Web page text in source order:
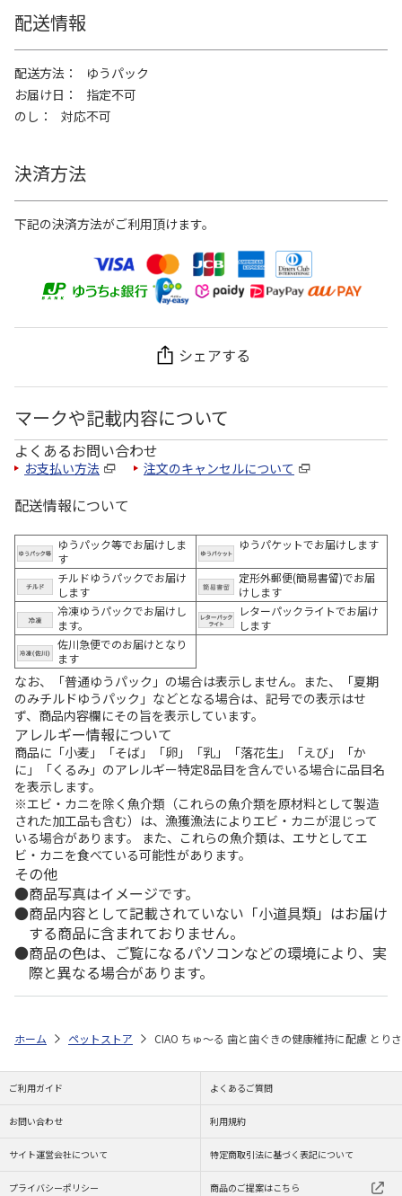
配送情報
配送方法
ゆうパック
お届け日
指定不可
のし
対応不可
決済方法
下記の決済方法がご利用頂けます。
シェアする
マークや記載内容について
よくあるお問い合わせ
お支払い方法 注文のキャンセルについて
配送情報について
ゆうパック等でお届けしま
す
ゆうパケットでお届けします
チルドゆうパックでお届け
します
定形外郵便(簡易書留)でお届
けします
冷凍ゆうパックでお届けし
ます。
レターパックライトでお届け
します
佐川急便でのお届けとなり
ます
なお、「普通ゆうパック」の場合は表示しません。また、「夏期
のみチルドゆうパック」などとなる場合は、記号での表示はせ
ず、商品内容欄にその旨を表示しています。
アレルギー情報について
商品に「小麦」「そば」「卵」「乳」「落花生」「えび」「か
に」「くるみ」のアレルギー特定8品目を含んでいる場合に品目名
を表示します。
※エビ・カニを除く魚介類（これらの魚介類を原材料として製造
された加工品も含む）は、漁獲漁法によりエビ・カニが混じって
いる場合があります。 また、これらの魚介類は、エサとしてエ
ビ・カニを食べている可能性があります。
その他
商品写真はイメージです。
商品内容として記載されていない「小道具類」はお届け
する商品に含まれておりません。
商品の色は、ご覧になるパソコンなどの環境により、実
際と異なる場合があります。
ホーム ペットストア CIAO ちゅ～る 歯と歯ぐきの健康維持に配慮 とり
ご利用ガイド よくあるご質問
お問い合わせ 利用規約
サイト運営会社について 特定商取引法に基づく表記について
プライバシーポリシー 商品のご提案はこちら